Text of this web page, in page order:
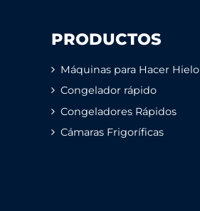
PRODUCTOS
Máquinas para Hacer Hielo
Congelador rápido
Congeladores Rápidos
Cámaras Frigoríficas